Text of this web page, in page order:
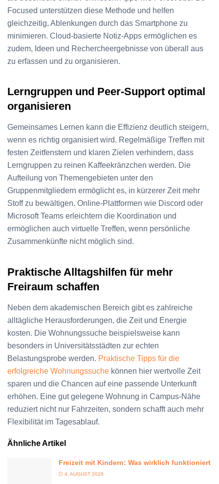
Focused unterstützen diese Methode und helfen
gleichzeitig, Ablenkungen durch das Smartphone zu
minimieren. Cloud-basierte Notiz-Apps ermöglichen es
zudem, Ideen und Rechercheergebnisse von überall aus
zu erfassen und zu organisieren.
Lerngruppen und Peer-Support optimal
organisieren
Gemeinsames Lernen kann die Effizienz deutlich steigern,
wenn es richtig organisiert wird. Regelmäßige Treffen mit
festen Zeitfenstern und klaren Zielen verhindern, dass
Lerngruppen zu reinen Kaffeekränzchen werden. Die
Aufteilung von Themengebieten unter den
Gruppenmitgliedern ermöglicht es, in kürzerer Zeit mehr
Stoff zu bewältigen. Online-Plattformen wie Discord oder
Microsoft Teams erleichtern die Koordination und
ermöglichen auch virtuelle Treffen, wenn persönliche
Zusammenkünfte nicht möglich sind.
Praktische Alltagshilfen für mehr
Freiraum schaffen
Neben dem akademischen Bereich gibt es zahlreiche
alltägliche Herausforderungen, die Zeit und Energie
kosten. Die Wohnungssuche beispielsweise kann
besonders in Universitätsstädten zur echten
Belastungsprobe werden. Praktische Tipps für die
erfolgreiche Wohnungssuche können hier wertvolle Zeit
sparen und die Chancen auf eine passende Unterkunft
erhöhen. Eine gut gelegene Wohnung in Campus-Nähe
reduziert nicht nur Fahrzeiten, sondern schafft auch mehr
Flexibilität im Tagesablauf.
Ähnliche Artikel
Freizeit mit Kindern: Was wirklich funktioniert
4. AUGUST 2026